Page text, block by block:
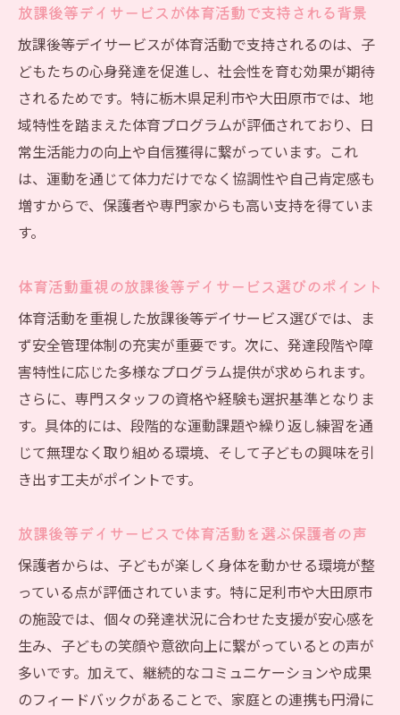
放課後等デイサービスが体育活動で支持される背景
放課後等デイサービスが体育活動で支持されるのは、子
どもたちの心身発達を促進し、社会性を育む効果が期待
されるためです。特に栃木県足利市や大田原市では、地
域特性を踏まえた体育プログラムが評価されており、日
常生活能力の向上や自信獲得に繋がっています。これ
は、運動を通じて体力だけでなく協調性や自己肯定感も
増すからで、保護者や専門家からも高い支持を得ていま
す。
体育活動重視の放課後等デイサービス選びのポイント
体育活動を重視した放課後等デイサービス選びでは、ま
ず安全管理体制の充実が重要です。次に、発達段階や障
害特性に応じた多様なプログラム提供が求められます。
さらに、専門スタッフの資格や経験も選択基準となりま
す。具体的には、段階的な運動課題や繰り返し練習を通
じて無理なく取り組める環境、そして子どもの興味を引
き出す工夫がポイントです。
放課後等デイサービスで体育活動を選ぶ保護者の声
保護者からは、子どもが楽しく身体を動かせる環境が整
っている点が評価されています。特に足利市や大田原市
の施設では、個々の発達状況に合わせた支援が安心感を
生み、子どもの笑顔や意欲向上に繋がっているとの声が
多いです。加えて、継続的なコミュニケーションや成果
のフィードバックがあることで、家庭との連携も円滑に